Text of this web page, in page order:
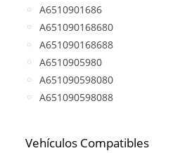
A6510901686
A651090168680
A651090168688
A6510905980
A651090598080
A651090598088
Vehículos Compatibles